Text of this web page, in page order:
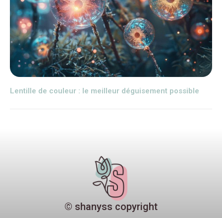
Lentille de couleur : le meilleur déguisement possible
© shanyss copyright